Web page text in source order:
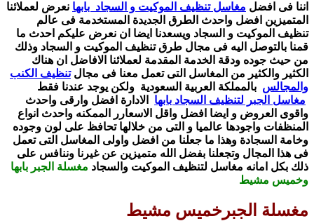
اننا فى افضل مغاسل تنظيف الموكيت و السجاد بابها نعرض لعملائنا
المتميزين افضل واحدث الطرق الجديدة المستخدمة فى عالم
تنظيف الموكيت و السجاد ويسعدنا ايضا ان نعرض عليكم احدث ما
قمنا بالتوصل اليه فى مجال طرق تنظيف الموكيت و السجاد وذلك
من حيث جوده ودقة الخدمة المقدمة لعملائنا الافاضل ان هناك
الكثير والكثير من المغاسل التى تعمل معنا فى مجالتنظيف الكنب
والمجالس بالمملكة العربية السعودية ولكن يوجد عندنا فقط
مغاسل الجبر لتنظيف السجاد بابها الادارة افضل وارقى واحدث
واقوى العروض و ايضا افضل واقل الاسعارر الممكنه واحدث انواع
المنظفات واجودها عالميا و التى من خلالها تحافظ على لون وجوده
وخامة السجادة وهذا ما جعلنا من افضل واولى المغاسل التى تعمل
فى هذا المجال وتجعلنا بفضل الله متميزين عن غيرنا وننافس على
ذلك بكل امانه مغاسل لتنظيف الموكيت والسجاد مغسلة الجبر بابها
وخميس مشيط
مغسلة الجبرخميس مشيط